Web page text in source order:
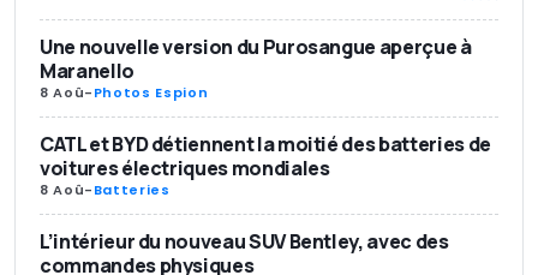
Une nouvelle version du Purosangue aperçue à
Maranello
8 Aoû-Photos Espion
CATL et BYD détiennent la moitié des batteries de
voitures électriques mondiales
8 Aoû-Batteries
L’intérieur du nouveau SUV Bentley, avec des
commandes physiques